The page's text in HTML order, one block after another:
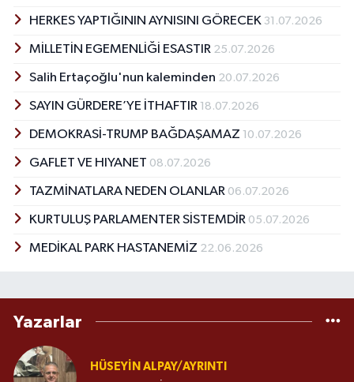
HERKES YAPTIĞININ AYNISINI GÖRECEK 31.07.2026
MİLLETİN EGEMENLİĞİ ESASTIR 25.07.2026
Salih Ertaçoğlu'nun kaleminden 20.07.2026
SAYIN GÜRDERE’YE İTHAFTIR 18.07.2026
DEMOKRASİ-TRUMP BAĞDAŞAMAZ 10.07.2026
GAFLET VE HIYANET 08.07.2026
TAZMİNATLARA NEDEN OLANLAR 06.07.2026
KURTULUŞ PARLAMENTER SİSTEMDİR 05.07.2026
MEDİKAL PARK HASTANEMİZ 22.06.2026
Yazarlar
HÜSEYIN ALPAY/AYRINTI